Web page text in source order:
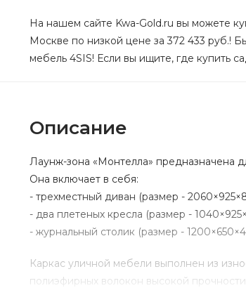
На нашем сайте Kwa-Gold.ru вы можете
Москве по низкой цене за 372 433 руб.!
мебель 4SIS! Если вы ищите, где купить
Описание
Лаунж-зона «Монтелла» предназначена
Она включает в себя:
- трехместный диван (размер -
- два плетеных кресла (размер -
- журнальный столик (размер -
Каркас уличной мебели выполнен из
полиэфирных волокон высокой прочности